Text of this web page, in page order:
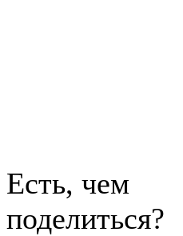
Есть, чем
поделиться?